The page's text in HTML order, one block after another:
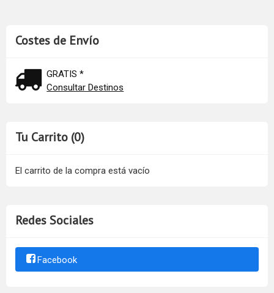
Costes de Envío
GRATIS *
Consultar Destinos
Tu Carrito (0)
El carrito de la compra está vacío
Redes Sociales
Facebook